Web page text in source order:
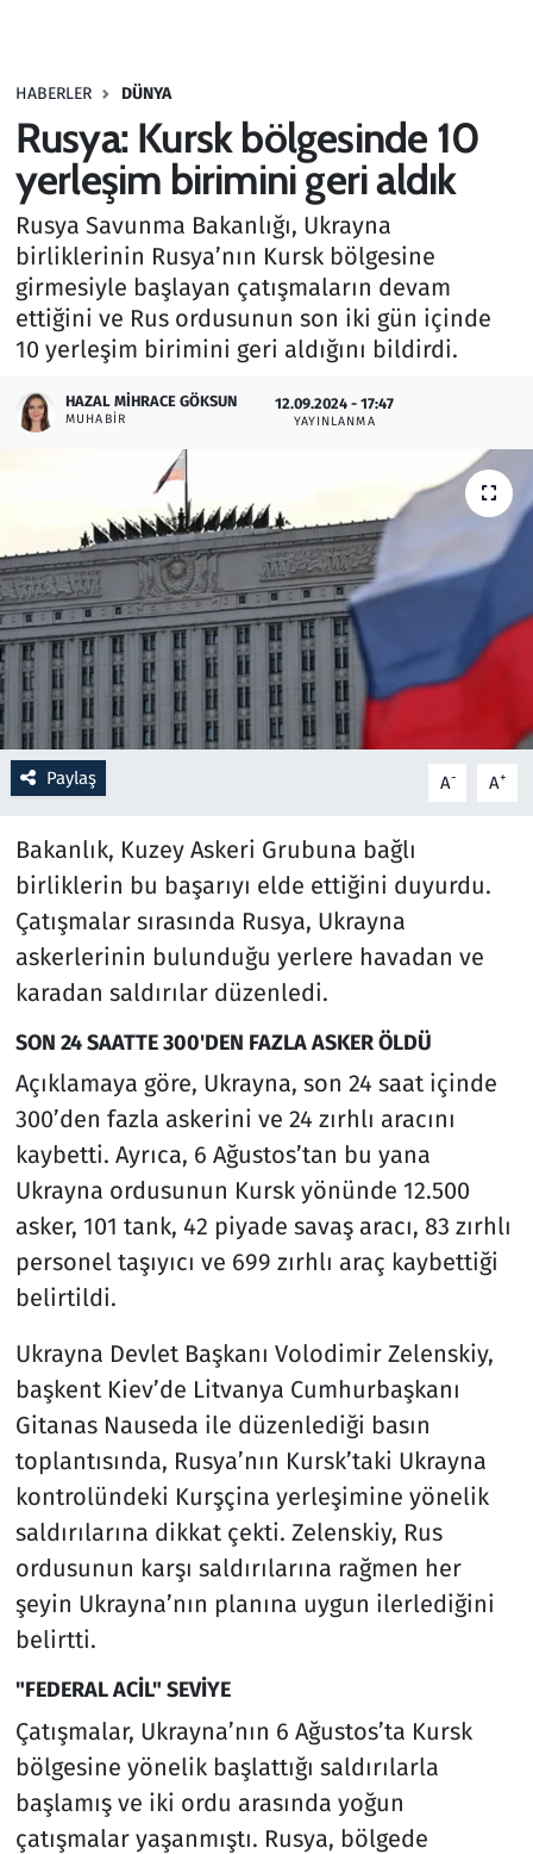
HABERLER DÜNYA
Rusya: Kursk bölgesinde 10
yerleşim birimini geri aldık
Rusya Savunma Bakanlığı, Ukrayna
birliklerinin Rusya’nın Kursk bölgesine
girmesiyle başlayan çatışmaların devam
ettiğini ve Rus ordusunun son iki gün içinde
10 yerleşim birimini geri aldığını bildirdi.
HAZAL MIHRACE GÖKSUN
MUHABIR
12.09.2024 - 17:47
YAYINLANMA
Paylaş A- A+
Bakanlık, Kuzey Askeri Grubuna bağlı
birliklerin bu başarıyı elde ettiğini duyurdu.
Çatışmalar sırasında Rusya, Ukrayna
askerlerinin bulunduğu yerlere havadan ve
karadan saldırılar düzenledi.
SON 24 SAATTE 300'DEN FAZLA ASKER ÖLDÜ
Açıklamaya göre, Ukrayna, son 24 saat içinde
300’den fazla askerini ve 24 zırhlı aracını
kaybetti. Ayrıca, 6 Ağustos’tan bu yana
Ukrayna ordusunun Kursk yönünde 12.500
asker, 101 tank, 42 piyade savaş aracı, 83 zırhlı
personel taşıyıcı ve 699 zırhlı araç kaybettiği
belirtildi.
Ukrayna Devlet Başkanı Volodimir Zelenskiy,
başkent Kiev’de Litvanya Cumhurbaşkanı
Gitanas Nauseda ile düzenlediği basın
toplantısında, Rusya’nın Kursk’taki Ukrayna
kontrolündeki Kurşçina yerleşimine yönelik
saldırılarına dikkat çekti. Zelenskiy, Rus
ordusunun karşı saldırılarına rağmen her
şeyin Ukrayna’nın planına uygun ilerlediğini
belirtti.
"FEDERAL ACİL" SEVİYE
Çatışmalar, Ukrayna’nın 6 Ağustos’ta Kursk
bölgesine yönelik başlattığı saldırılarla
başlamış ve iki ordu arasında yoğun
çatışmalar yaşanmıştı. Rusya, bölgede
Haber
Kültür Sanat
Kurumsal Haberler
Lezzet Durağı
Memur ve Kamu
Otomobil
Ramazan
Resmi İlanlar
Rüya Tabirleri
Sağlık
Savunma Sanayi
Spor
Teknoloji ve Bilim